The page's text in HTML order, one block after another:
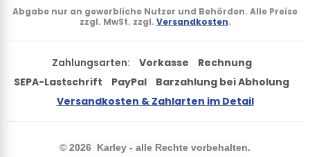
Abgabe nur an gewerbliche Nutzer und Behörden. Alle Preise
zzgl. MwSt. zzgl. Versandkosten.
Zahlungsarten: Vorkasse
Rechnung
SEPA-Lastschrift
PayPal
Barzahlung bei Abholung
Versandkosten & Zahlarten im Detail
© 2026 Karley - alle Rechte vorbehalten.